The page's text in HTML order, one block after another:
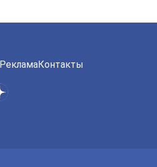
РекламаКонтакты